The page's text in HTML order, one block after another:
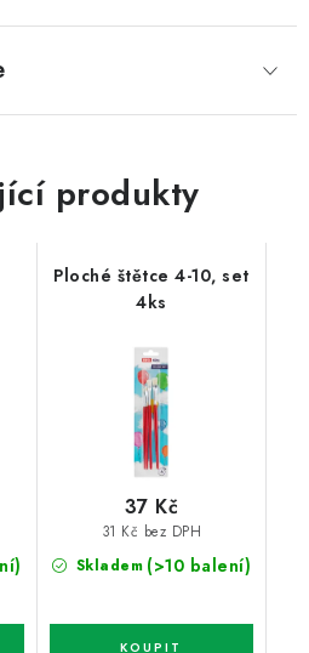
produkty
Ploché štětce 4-10, set
4ks
Skladem (>10 balení)
31 Kč bez DPH
37 Kč